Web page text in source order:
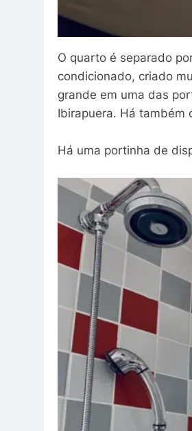
O quarto é separado
condicionado, criado
grande em uma das
Ibirapuera. Há também
Há uma portinha de